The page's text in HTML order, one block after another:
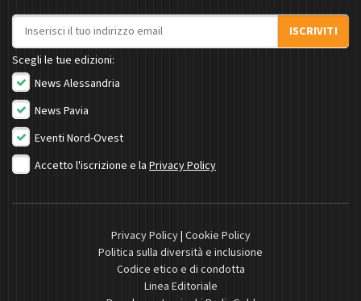
Indirizzo email
ISCRIVITI
Scegli le tue edizioni:
News Alessandria
News Pavia
Eventi Nord-Ovest
Accetto l'iscrizione e la Privacy Policy
Privacy Policy| Cookie Policy
Politica sulla diversità e inclusione
Codice etico e di condotta
Linea Editoriale